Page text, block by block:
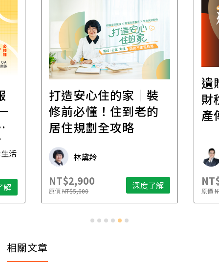
活
解
打造安心住的家｜裝
修前必懂！住到老的
居住規劃全攻略
林黛羚
NT$2,900
原價NT$5,600 深度了解
遺
財
產
原價
相關文章